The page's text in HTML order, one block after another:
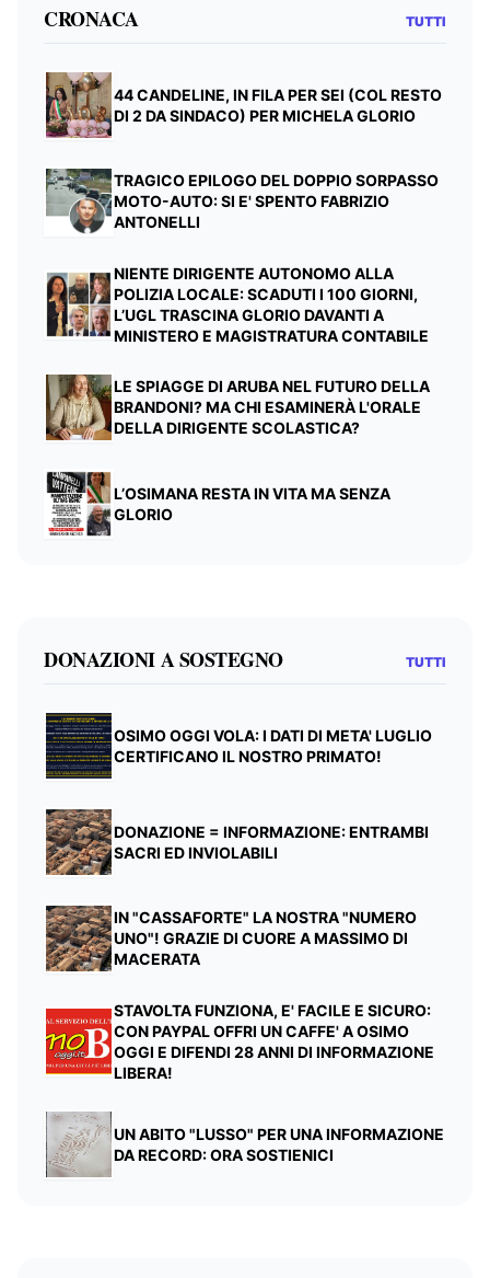
CRONACA TUTTI
44 CANDELINE, IN FILA PER SEI (COL RESTO
DI 2 DA SINDACO) PER MICHELA GLORIO
TRAGICO EPILOGO DEL DOPPIO SORPASSO
MOTO-AUTO: SI E' SPENTO FABRIZIO
ANTONELLI
NIENTE DIRIGENTE AUTONOMO ALLA
POLIZIA LOCALE: SCADUTI I 100 GIORNI,
L’UGL TRASCINA GLORIO DAVANTI A
MINISTERO E MAGISTRATURA CONTABILE
LE SPIAGGE DI ARUBA NEL FUTURO DELLA
BRANDONI? MA CHI ESAMINERÀ L'ORALE
DELLA DIRIGENTE SCOLASTICA?
L’OSIMANA RESTA IN VITA MA SENZA
GLORIO
DONAZIONI A SOSTEGNO TUTTI
OSIMO OGGI VOLA: I DATI DI META' LUGLIO
CERTIFICANO IL NOSTRO PRIMATO!
DONAZIONE = INFORMAZIONE: ENTRAMBI
SACRI ED INVIOLABILI
IN "CASSAFORTE" LA NOSTRA "NUMERO
UNO"! GRAZIE DI CUORE A MASSIMO DI
MACERATA
STAVOLTA FUNZIONA, E' FACILE E SICURO:
CON PAYPAL OFFRI UN CAFFE' A OSIMO
OGGI E DIFENDI 28 ANNI DI INFORMAZIONE
LIBERA!
UN ABITO "LUSSO" PER UNA INFORMAZIONE
DA RECORD: ORA SOSTIENICI